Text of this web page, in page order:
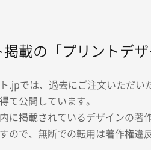
掲載の「プリントデ
.jpでは、過去にご注文いただい
て公開しています。
に掲載されているデザインの著
ので、無断での転用は著作権違